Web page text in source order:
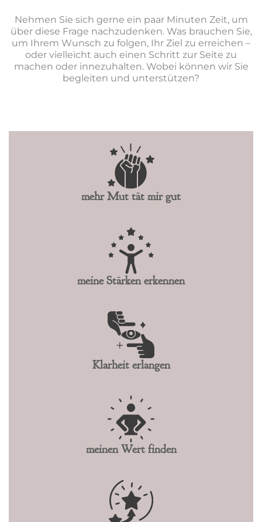
Nehmen Sie sich gerne ein paar Minuten Zeit, um
über diese Frage nachzudenken. Was brauchen Sie,
um Ihrem Wunsch zu folgen, Ihr Ziel zu erreichen –
oder vielleicht auch einen Schritt zur Seite zu
machen oder innezuhalten. Wobei können wir Sie
begleiten und unterstützen?
mehr Mut tät mir gut
meine Stärken erkennen
Klarheit erlangen
meinen Wert finden